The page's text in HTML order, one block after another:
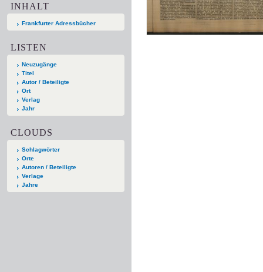
INHALT
Frankfurter Adressbücher
LISTEN
Neuzugänge
Titel
Autor / Beteiligte
Ort
Verlag
Jahr
CLOUDS
Schlagwörter
Orte
Autoren / Beteiligte
Verlage
Jahre